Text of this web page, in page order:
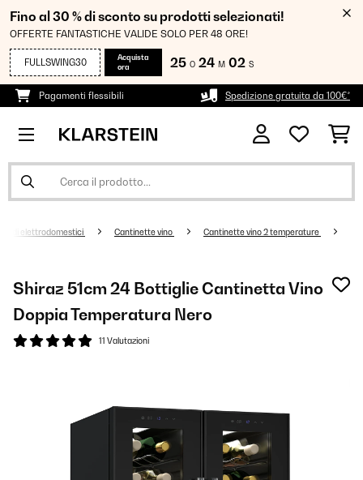
Fino al 30 % di sconto su prodotti selezionati!
OFFERTE FANTASTICHE VALIDE SOLO PER 48 ORE!
FULLSWING30
Acquista
ora
25 O 24 M 01 S
Pagamenti flessibili Spedizione gratuita da 100€*
elettrodomestici Cantinette vino Cantinette vino 2 temperature
Shiraz 51cm 24 Bottiglie Cantinetta Vino
Doppia Temperatura Nero
11 Valutazioni